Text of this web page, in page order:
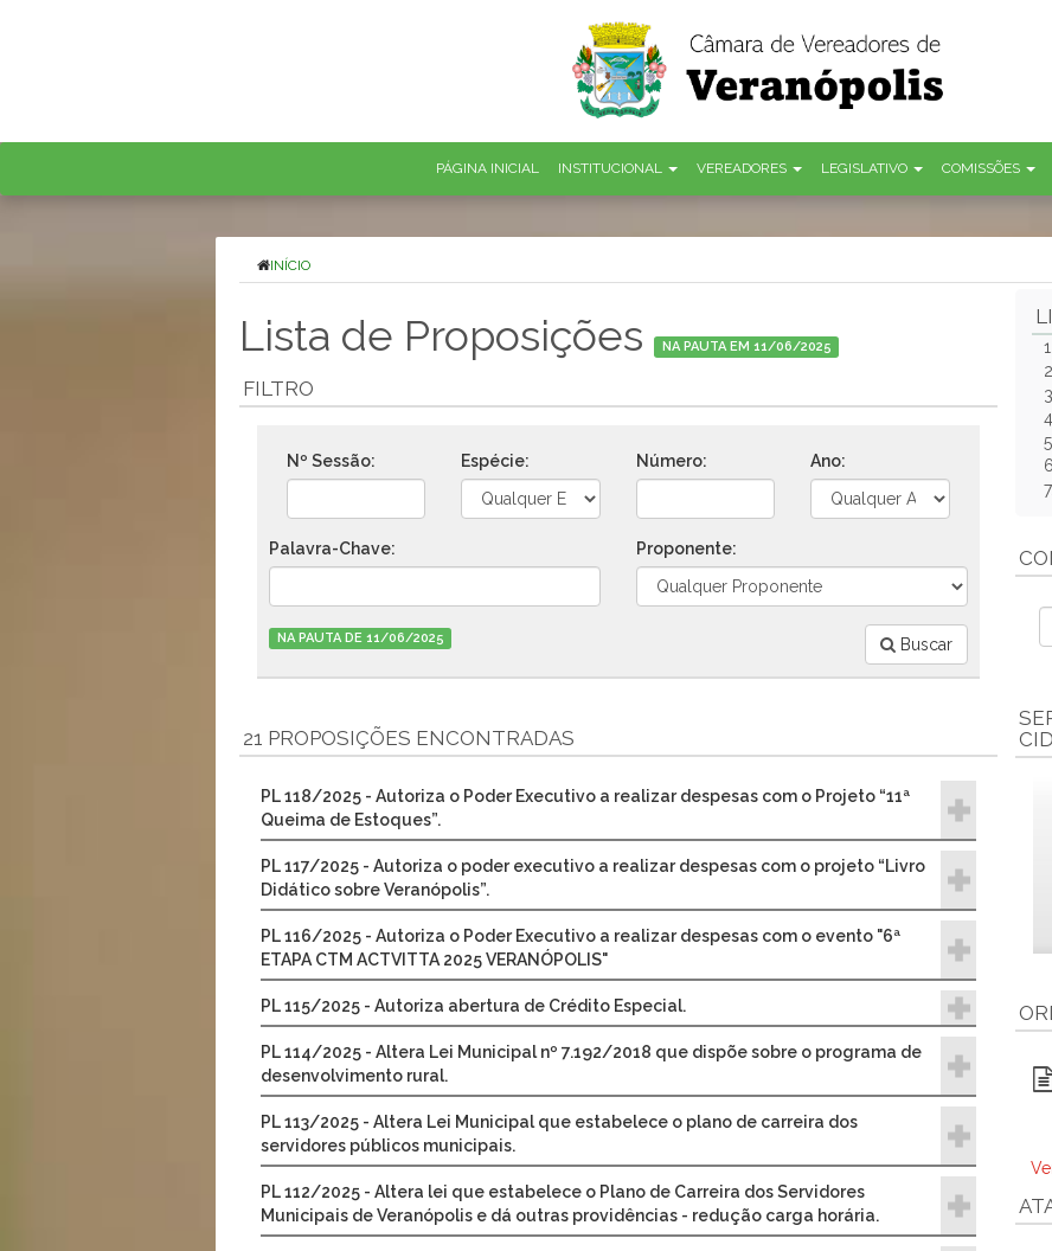
PÁGINA INICIAL INSTITUCIONAL VEREADORES LEGISLATIVO COMISSÕES
INÍCIO
Lista de Proposições NA PAUTA EM 11/06/2025
FILTRO
Nº Sessão: Espécie: Número: Ano:
Palavra-Chave: Proponente:
NA PAUTA DE 11/06/2025 Buscar
21 PROPOSIÇÕES ENCONTRADAS
PL 118/2025 - Autoriza o Poder Executivo a realizar despesas com o Projeto “11ª
Queima de Estoques”.
PL 117/2025 - Autoriza o poder executivo a realizar despesas com o projeto “Livro
Didático sobre Veranópolis”.
PL 116/2025 - Autoriza o Poder Executivo a realizar despesas com o evento "6ª
ETAPA CTM ACTVITTA 2025 VERANÓPOLIS"
PL 115/2025 - Autoriza abertura de Crédito Especial.
PL 114/2025 - Altera Lei Municipal nº 7.192/2018 que dispõe sobre o programa de
desenvolvimento rural.
PL 113/2025 - Altera Lei Municipal que estabelece o plano de carreira dos
servidores públicos municipais.
PL 112/2025 - Altera lei que estabelece o Plano de Carreira dos Servidores
Municipais de Veranópolis e dá outras providências - redução carga horária.
1.
2.
3.
4.
5.
6.
7.